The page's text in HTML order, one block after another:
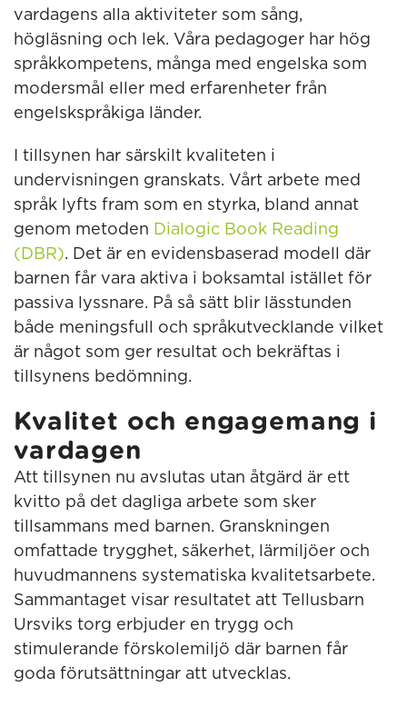
vardagens alla aktiviteter som sång,
högläsning och lek. Våra pedagoger har hög
språkkompetens, många med engelska som
modersmål eller med erfarenheter från
engelskspråkiga länder.
I tillsynen har särskilt kvaliteten i
undervisningen granskats. Vårt arbete med
språk lyfts fram som en styrka, bland annat
genom metoden Dialogic Book Reading
(DBR). Det är en evidensbaserad modell där
barnen får vara aktiva i boksamtal istället för
passiva lyssnare. På så sätt blir lässtunden
både meningsfull och språkutvecklande vilket
är något som ger resultat och bekräftas i
tillsynens bedömning.
Kvalitet och engagemang i
vardagen
Att tillsynen nu avslutas utan åtgärd är ett
kvitto på det dagliga arbete som sker
tillsammans med barnen. Granskningen
omfattade trygghet, säkerhet, lärmiljöer och
huvudmannens systematiska kvalitetsarbete.
Sammantaget visar resultatet att Tellusbarn
Ursviks torg erbjuder en trygg och
stimulerande förskolemiljö där barnen får
goda förutsättningar att utvecklas.